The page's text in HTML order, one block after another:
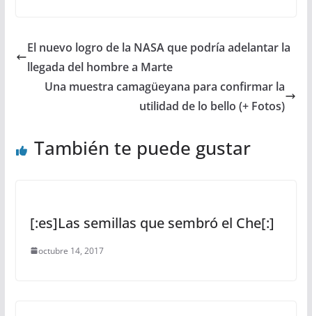
El nuevo logro de la NASA que podría adelantar la
llegada del hombre a Marte
Una muestra camagüeyana para confirmar la
utilidad de lo bello (+ Fotos)
También te puede gustar
[:es]Las semillas que sembró el Che[:]
octubre 14, 2017